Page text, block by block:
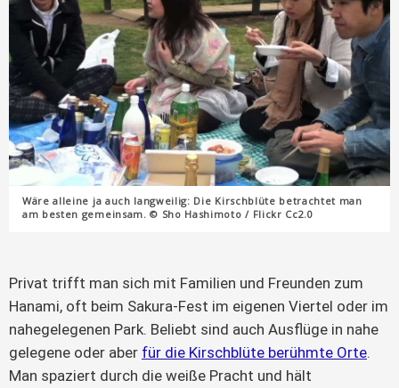
Wäre alleine ja auch langweilig: Die Kirschblüte betrachtet man
am besten gemeinsam. © Sho Hashimoto / Flickr Cc2.0
Privat trifft man sich mit Familien und Freunden zum
Hanami, oft beim Sakura-Fest im eigenen Viertel oder im
nahegelegenen Park. Beliebt sind auch Ausflüge in nahe
gelegene oder aber für die Kirschblüte berühmte Orte.
Man spaziert durch die weiße Pracht und hält